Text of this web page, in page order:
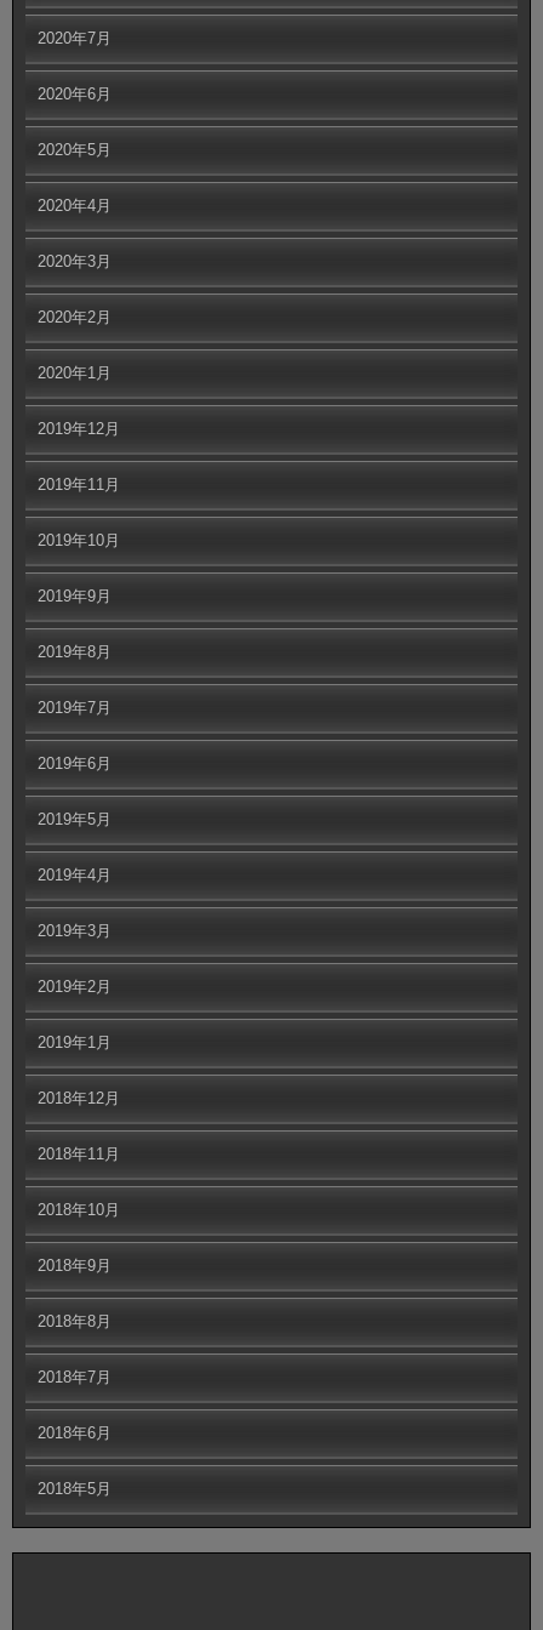
2020年7月
2020年6月
2020年5月
2020年4月
2020年3月
2020年2月
2020年1月
2019年12月
2019年11月
2019年10月
2019年9月
2019年8月
2019年7月
2019年6月
2019年5月
2019年4月
2019年3月
2019年2月
2019年1月
2018年12月
2018年11月
2018年10月
2018年9月
2018年8月
2018年7月
2018年6月
2018年5月